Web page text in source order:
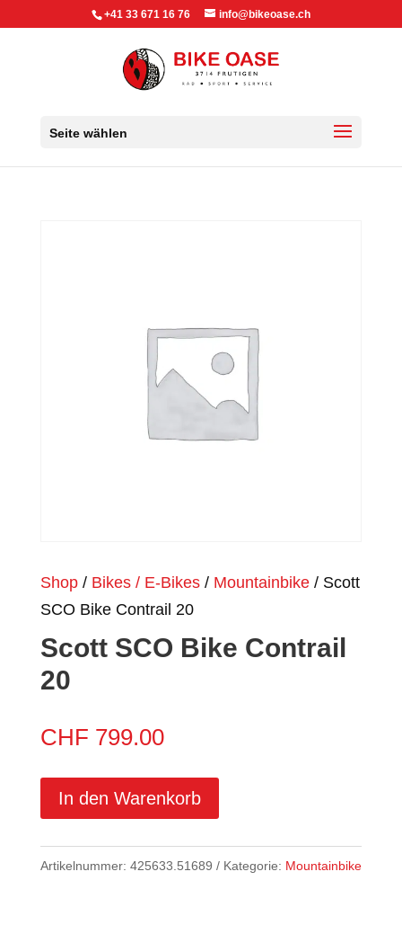
+41 33 671 16 76 info@bikeoase.ch
Seite wählen
Shop/ Bikes / E-Bikes/ Mountainbike/ Scott
SCO Bike Contrail 20
Scott SCO Bike Contrail
20
CHF 799.00
In den Warenkorb
Artikelnummer: 425633.51689 Kategorie: Mountainbike